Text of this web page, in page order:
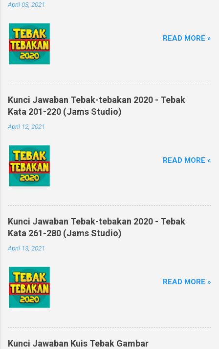
April 03, 2021
READ MORE »
Kunci Jawaban Tebak-tebakan 2020 - Tebak
Kata 201-220 (Jams Studio)
April 12, 2021
READ MORE »
Kunci Jawaban Tebak-tebakan 2020 - Tebak
Kata 261-280 (Jams Studio)
April 13, 2021
READ MORE »
Kunci Jawaban Kuis Tebak Gambar